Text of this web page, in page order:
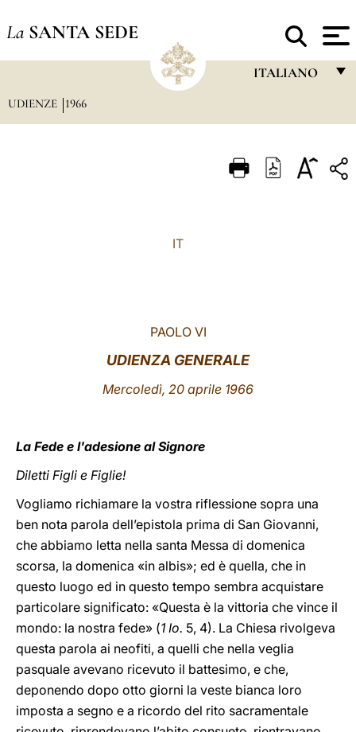
La SANTA SEDE
ITALIANO
ITALIANO
LATINE
UDIENZE 1966
IT
PAOLO VI
UDIENZA GENERALE
Mercoledì, 20 aprile 1966
La Fede e l'adesione al Signore
Diletti Figli e Figlie!
Vogliamo richiamare la vostra riflessione sopra una
ben nota parola dell’epistola prima di San Giovanni,
che abbiamo letta nella santa Messa di domenica
scorsa, la domenica «in albis»; ed è quella, che in
questo luogo ed in questo tempo sembra acquistare
particolare significato: «Questa è la vittoria che vince il
mondo: la nostra fede» (1 Io. 5, 4). La Chiesa rivolgeva
questa parola ai neofiti, a quelli che nella veglia
pasquale avevano ricevuto il battesimo, e che,
deponendo dopo otto giorni la veste bianca loro
imposta a segno e a ricordo del rito sacramentale